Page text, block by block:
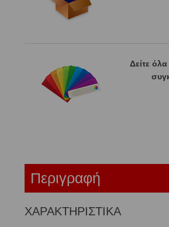
Δείτε
Περιγραφή
ΧΑΡΑΚΤΗΡΙΣΤΙΚΑ